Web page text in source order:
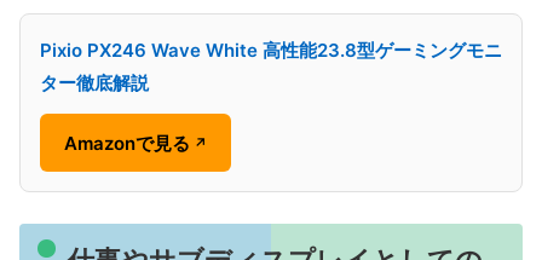
Pixio PX246 Wave White 高性能23.8型ゲーミングモニ
ター徹底解説
Amazonで見る ↗